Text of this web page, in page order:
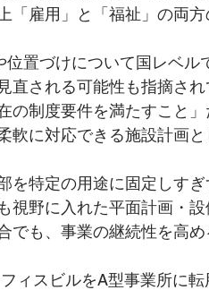
「雇用」と「福祉」の両方
置づけについて国レベル
直される可能性も指摘さ
の制度要件を満たすこと
軟に対応できる施設計画と
を特定の用途に固定しす
視野に入れた平面計画・設
でも、事業の継続性を高め
ィスビルをA型事業所に